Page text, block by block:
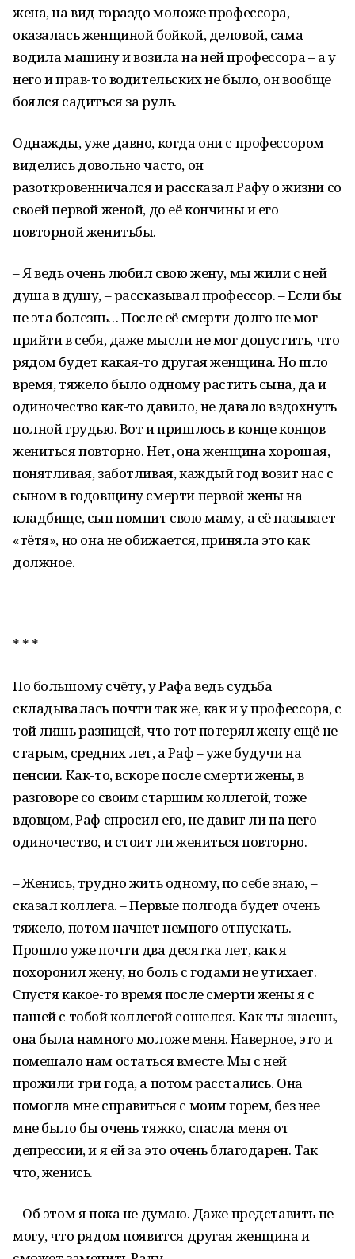
жена, на вид гораздо моложе профессора,
оказалась женщиной бойкой, деловой, сама
водила машину и возила на ней профессора – а у
него и прав-то водительских не было, он вообще
боялся садиться за руль.
Однажды, уже давно, когда они с профессором
виделись довольно часто, он
разоткровенничался и рассказал Рафу о жизни со
своей первой женой, до её кончины и его
повторной женитьбы.
– Я ведь очень любил свою жену, мы жили с ней
душа в душу, – рассказывал профессор. – Если бы
не эта болезнь… После её смерти долго не мог
прийти в себя, даже мысли не мог допустить, что
рядом будет какая-то другая женщина. Но шло
время, тяжело было одному растить сына, да и
одиночество как-то давило, не давало вздохнуть
полной грудью. Вот и пришлось в конце концов
жениться повторно. Нет, она женщина хорошая,
понятливая, заботливая, каждый год возит нас с
сыном в годовщину смерти первой жены на
кладбище, сын помнит свою маму, а её называет
«тётя», но она не обижается, приняла это как
должное.
* * *
По большому счёту, у Рафа ведь судьба
складывалась почти так же, как и у профессора, с
той лишь разницей, что тот потерял жену ещё не
старым, средних лет, а Раф – уже будучи на
пенсии. Как-то, вскоре после смерти жены, в
разговоре со своим старшим коллегой, тоже
вдовцом, Раф спросил его, не давит ли на него
одиночество, и стоит ли жениться повторно.
– Женись, трудно жить одному, по себе знаю, –
сказал коллега. – Первые полгода будет очень
тяжело, потом начнет немного отпускать.
Прошло уже почти два десятка лет, как я
похоронил жену, но боль с годами не утихает.
Спустя какое-то время после смерти жены я с
нашей с тобой коллегой сошелся. Как ты знаешь,
она была намного моложе меня. Наверное, это и
помешало нам остаться вместе. Мы с ней
прожили три года, а потом расстались. Она
помогла мне справиться с моим горем, без нее
мне было бы очень тяжко, спасла меня от
депрессии, и я ей за это очень благодарен. Так
что, женись.
– Об этом я пока не думаю. Даже представить не
могу, что рядом появится другая женщина и